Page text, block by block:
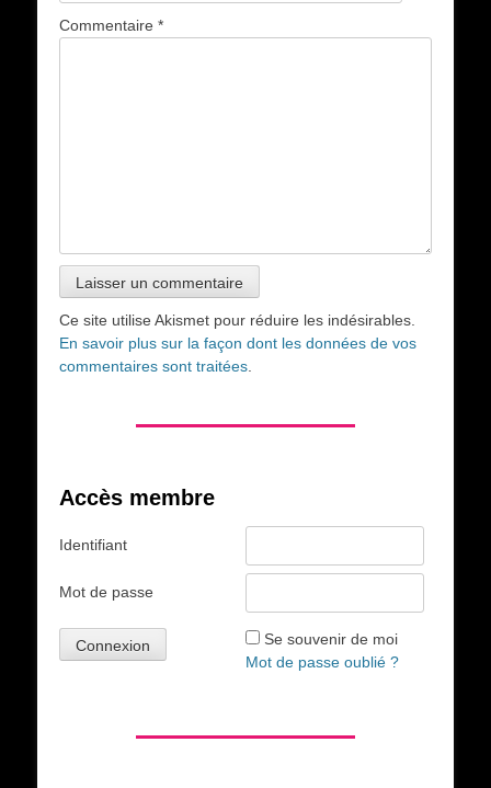
Commentaire *
Ce site utilise Akismet pour réduire les indésirables.
En savoir plus sur la façon dont les données de vos
commentaires sont traitées
Accès membre
Identifiant
Mot de passe
Se souvenir de moi
Mot de passe oublié ?